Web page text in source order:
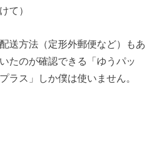
て）
送方法（定形外郵便など）もあ
たのが確認できる「ゆうパッ
ラス」しか僕は使いません。